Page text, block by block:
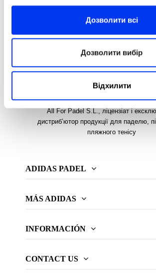
Дозволити всі
Дозволити вибір
Відхилити
запропонувати тільки adidas.
All For Padel S.L., ліцензіат і
дистриб’ютор продукції для паделю,
пляжного тенісу
ADIDAS PADEL
MÁS ADIDAS
INFORMACIÓN
CONTACT US